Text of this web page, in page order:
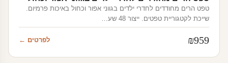
טפט הרים מחודדים לחדרי ילדים בגווני אפור וכחול באיכות פרמיום.
שייכת לקטגוריית טפטים. ייצור 48 שע…
₪959 לפרטים ←